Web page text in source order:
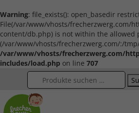
Warning: file_exists(): open_basedir
File(/var/www/vhosts/frecherzwerg.com/
content/db.php) is not within the allowed
(/var/www/vhosts/frecherzwerg.com/:/
/var/www/vhosts/frecherzwerg.com/
includes/load.php on line 707